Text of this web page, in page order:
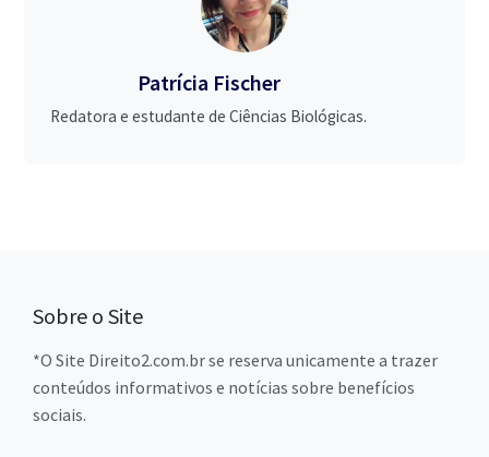
Patrícia Fischer
Redatora e estudante de Ciências Biológicas.
Sobre o Site
*O Site Direito2.com.br se reserva unicamente a trazer
conteúdos informativos e notícias sobre benefícios
sociais.